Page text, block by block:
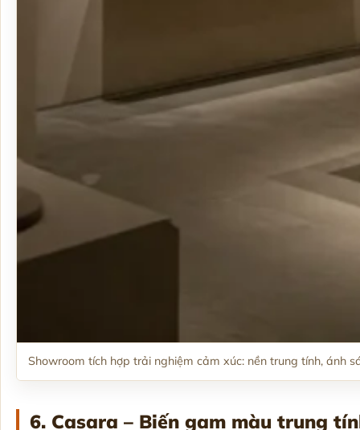
Showroom tích hợp trải nghiệm cảm xúc: nền trung tính, ánh
6. Casara – Biến gam màu trung